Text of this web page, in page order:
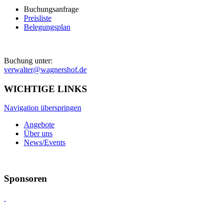
Buchungsanfrage
Preisliste
Belegungsplan
Buchung unter:
verwalter@wagnershof.de
WICHTIGE LINKS
Navigation überspringen
Angebote
Über uns
News/Events
Sponsoren